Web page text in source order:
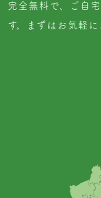
完全無料で、ご自
す。まずはお気軽